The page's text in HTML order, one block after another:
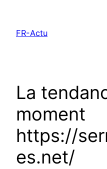
contenu
FR-Actu
La
moment
https://
es.net/